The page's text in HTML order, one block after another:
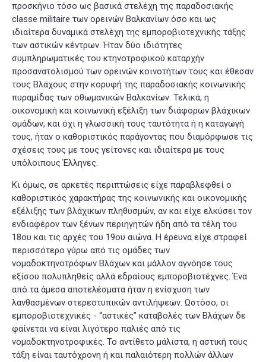
προσκήνιο τόσο ως βασικά στελέχη της παραδοσιακής
classe militaire των ορεινών Βαλκανίων όσο και ως
ιδιαίτερα δυναμικά στελέχη της εμποροβιοτεχνικής τάξης
των αστικών κέντρων. Ήταν δύο ιδιότητες
συμπληρωματικές του κτηνοτροφικού καταρχήν
προσανατολισμού των ορεινών κοινοτήτων τους και έθεσαν
τους Βλάχους στην κορυφή της παραδοσιακής κοινωνικής
πυραμίδας των οθωμανικών Βαλκανίων. Τελικά, η
οικονομική και κοινωνική εξέλιξη των διάφορων βλάχικων
ομάδων, και όχι η γλωσσική τους ταυτότητα ή η καταγωγή
τους, ήταν ο καθοριστικός παράγοντας που διαμόρφωσε τις
σχέσεις τους με τους γείτονες και ιδιαίτερα με τους
υπόλοιπους Έλληνες.
Κι όμως, σε αρκετές περιπτώσεις είχε παραβλεφθεί ο
καθοριστικός χαρακτήρας της κοινωνικής και οικονομικής
εξέλιξης των βλάχικων πληθυσμών, αν και είχε ελκύσει τον
ενδιαφέρον των ξένων περιηγητών ήδη από τα τέλη του
18ου και τις αρχές του 19ου αιώνα. Η έρευνα είχε στραφεί
περισσότερο γύρω από τις ομάδες των
νομαδοκτηνοτρόφων Βλάχων και μάλλον αγνόησε τους
εξίσου πολυπληθείς αλλά εδραίους εμποροβιοτέχνες. Ένα
από τα άμεσα αποτελέσματα ήταν η ενίσχυση των
λανθασμένων στερεοτυπικών αντιλήψεων. Ωστόσο, οι
εμποροβιοτεχνικές - “αστικές” καταβολές των Βλάχων δε
φαίνεται να είναι λιγότερο παλιές από τις
νομαδοκτηνοτροφικές. Το αντίθετο μάλιστα, η αστική τους
τάξη είναι ταυτόχρονη ή και παλαιότερη πολλών άλλων